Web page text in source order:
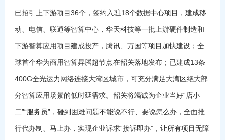
已招引上下游项目36个，签约入驻18个数据中心项目，建成移
动、电信、联通等智算中心，华天科技等一批上游硬件制造和
下游智算应用项目建成投产，腾讯、万国等项目加快建设；全
球首个华为商用智算昇腾超节点在韶关落地发布；已建成13条
400G全光运力网络连接大湾区城市，可充分满足大湾区绝大部
分智算应用场景的低时延需求。韶关将竭诚为企业当好“店小
二”“服务员”，碰到困难问题不能说不行、要说怎么办，全面推
行代办制、马上办，实现企业诉求“接诉即办”，让所有项目无障